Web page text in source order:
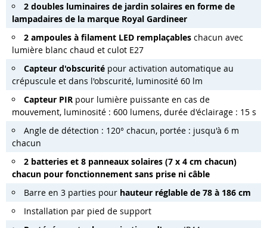
2 doubles luminaires de jardin solaires en forme de
lampadaires de la marque Royal Gardineer
2 ampoules à filament LED remplaçables chacun avec
lumière blanc chaud et culot E27
Capteur d'obscurité pour activation automatique au
crépuscule et dans l'obscurité, luminosité 60 lm
Capteur PIR pour lumière puissante en cas de
mouvement, luminosité : 600 lumens, durée d'éclairage : 15 s
Angle de détection : 120° chacun, portée : jusqu'à 6 m
chacun
2 batteries et 8 panneaux solaires (7 x 4 cm chacun)
chacun pour fonctionnement sans prise ni câble
Barre en 3 parties pour hauteur réglable de 78 à 186 cm
Installation par pied de support